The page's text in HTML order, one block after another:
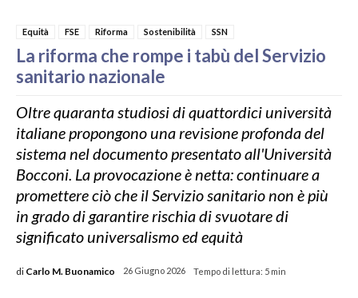
Equità FSE Riforma Sostenibilità SSN
La riforma che rompe i tabù del Servizio
sanitario nazionale
Oltre quaranta studiosi di quattordici università
italiane propongono una revisione profonda del
sistema nel documento presentato all'Università
Bocconi. La provocazione è netta: continuare a
promettere ciò che il Servizio sanitario non è più
in grado di garantire rischia di svuotare di
significato universalismo ed equità
di Carlo M. Buonamico 26 Giugno 2026 Tempo di lettura: 5 min